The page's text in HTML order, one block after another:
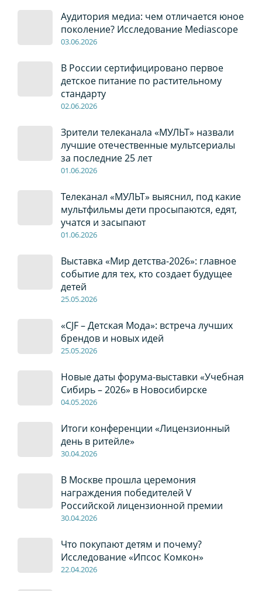
Аудитория медиа: чем отличается юное
поколение? Исследование Mediascope
03.06.2026
В России сертифицировано первое
детское питание по растительному
стандарту
02.06.2026
Зрители телеканала «МУЛЬТ» назвали
лучшие отечественные мультсериалы
за последние 25 лет
01.06.2026
Телеканал «МУЛЬТ» выяснил, под какие
мультфильмы дети просыпаются, едят,
учатся и засыпают
01.06.2026
Выставка «Мир детства-2026»: главное
событие для тех, кто создает будущее
детей
25.05.2026
«CJF – Детская Мода»: встреча лучших
брендов и новых идей
25.05.2026
Новые даты форума-выставки «Учебная
Сибирь – 2026» в Новосибирске
04.05.2026
Итоги конференции «Лицензионный
день в ритейле»
30.04.2026
В Москве прошла церемония
награждения победителей V
Российской лицензионной премии
30.04.2026
Что покупают детям и почему?
Исследование «Ипсос Комкон»
22.04.2026